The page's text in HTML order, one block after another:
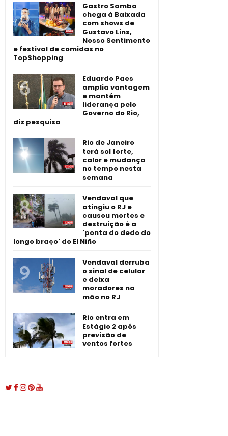
Gastro Samba
chega à Baixada
com shows de
Gustavo Lins,
Nosso Sentimento
e festival de comidas no
TopShopping
Eduardo Paes
amplia vantagem
e mantém
liderança pelo
Governo do Rio,
diz pesquisa
Rio de Janeiro
terá sol forte,
calor e mudança
no tempo nesta
semana
Vendaval que
atingiu o RJ e
causou mortes e
destruição é a
'ponta do dedo do
longo braço' do El Niño
Vendaval derruba
o sinal de celular
e deixa
moradores na
mão no RJ
Rio entra em
Estágio 2 após
previsão de
ventos fortes